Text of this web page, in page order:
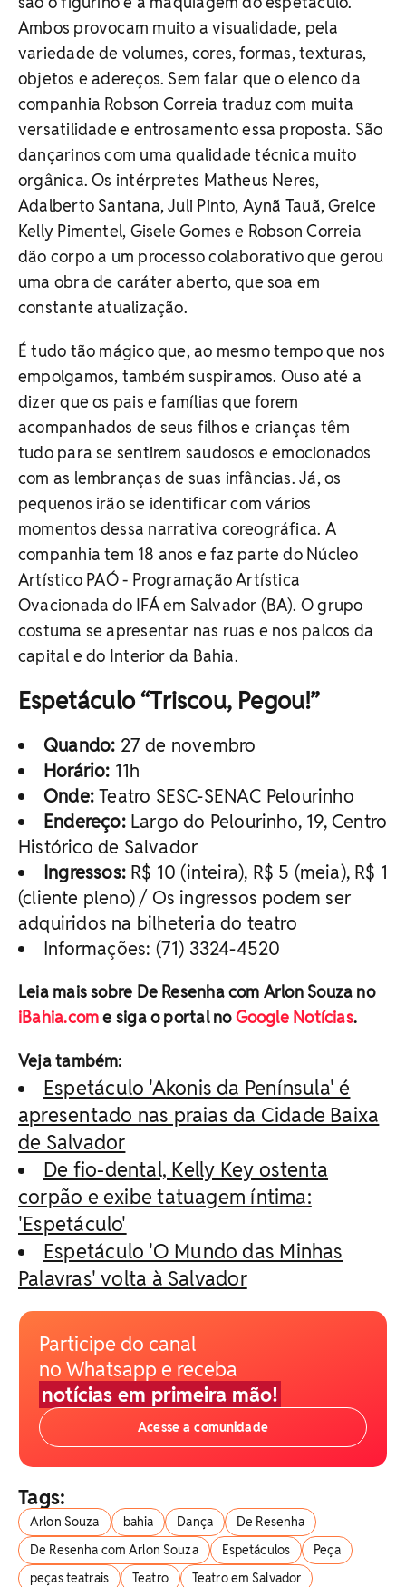
Ambos provocam muito a visualidade, pela
variedade de volumes, cores, formas, texturas,
objetos e adereços. Sem falar que o elenco da
companhia Robson Correia traduz com muita
versatilidade e entrosamento essa proposta. São
dançarinos com uma qualidade técnica muito
orgânica. Os intérpretes Matheus Neres,
Adalberto Santana, Juli Pinto, Aynã Tauã, Greice
Kelly Pimentel, Gisele Gomes e Robson Correia
dão corpo a um processo colaborativo que gerou
uma obra de caráter aberto, que soa em
constante atualização.
É tudo tão mágico que, ao mesmo tempo que nos
empolgamos, também suspiramos. Ouso até a
dizer que os pais e famílias que forem
acompanhados de seus filhos e crianças têm
tudo para se sentirem saudosos e emocionados
com as lembranças de suas infâncias. Já, os
pequenos irão se identificar com vários
momentos dessa narrativa coreográfica. A
companhia tem 18 anos e faz parte do Núcleo
Artístico PAÓ - Programação Artística
Ovacionada do IFÁ em Salvador (BA). O grupo
costuma se apresentar nas ruas e nos palcos da
capital e do Interior da Bahia.
Espetáculo “Triscou, Pegou!”
Quando: 27 de novembro
Horário: 11h
Onde:Teatro SESC-SENAC Pelourinho
Endereço:Largo do Pelourinho, 19, Centro
Histórico de Salvador
Ingressos: R$ 10 (inteira), R$ 5 (meia), R$ 1
(cliente pleno) / Os ingressos podem ser
adquiridos na bilheteria do teatro
Informações: (71) 3324-4520
Leia mais sobre De Resenha com Arlon Souza no
iBahia.come siga o portal noGoogle Notícias.
Veja também:
Espetáculo 'Akonis da Península' é
apresentado nas praias da Cidade Baixa
de Salvador
De fio-dental, Kelly Key ostenta
corpão e exibe tatuagem íntima:
'Espetáculo'
Espetáculo 'O Mundo das Minhas
Palavras' volta à Salvador
Participe do canal
no Whatsapp e receba
notícias em primeira mão!
Acesse a comunidade
Tags:
Arlon Souza bahia Dança
De Resenha
De Resenha com Arlon Souza
Espetáculos
Peça
peças teatrais
Teatro Teatro em Salvador